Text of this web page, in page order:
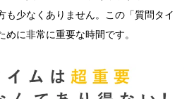
も少なくありません。この「質問タイ
に非常に重要な時間です。